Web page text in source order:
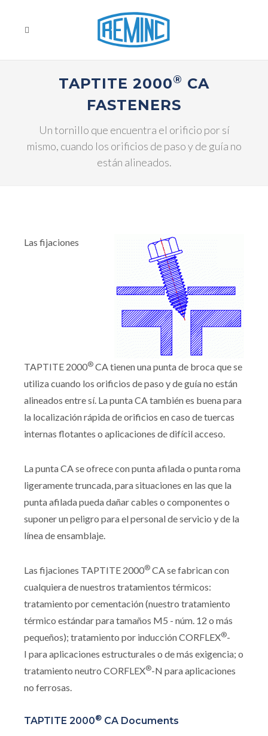
TAPTITE 2000® CA
FASTENERS
Un tornillo que encuentra el orificio por sí
mismo, cuando los orificios de paso y de guía no
están alineados.
Las fijaciones
TAPTITE 2000® CA tienen una punta de broca que se
utiliza cuando los orificios de paso y de guía no están
alineados entre sí. La punta CA también es buena para
la localización rápida de orificios en caso de tuercas
internas flotantes o aplicaciones de difícil acceso.
La punta CA se ofrece con punta afilada o punta roma
ligeramente truncada, para situaciones en las que la
punta afilada pueda dañar cables o componentes o
suponer un peligro para el personal de servicio y de la
línea de ensamblaje.
Las fijaciones TAPTITE 2000® CA se fabrican con
cualquiera de nuestros tratamientos térmicos:
tratamiento por cementación (nuestro tratamiento
térmico estándar para tamaños M5 - núm. 12 o más
pequeños); tratamiento por inducción CORFLEX®-
I para aplicaciones estructurales o de más exigencia; o
tratamiento neutro CORFLEX®-N para aplicaciones
no ferrosas.
TAPTITE 2000® CA Documents